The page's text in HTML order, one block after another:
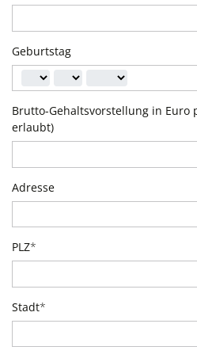
Geburtstag
Brutto-Gehaltsvorstellung in Euro
erlaubt)
Adresse
PLZ*
Stadt*